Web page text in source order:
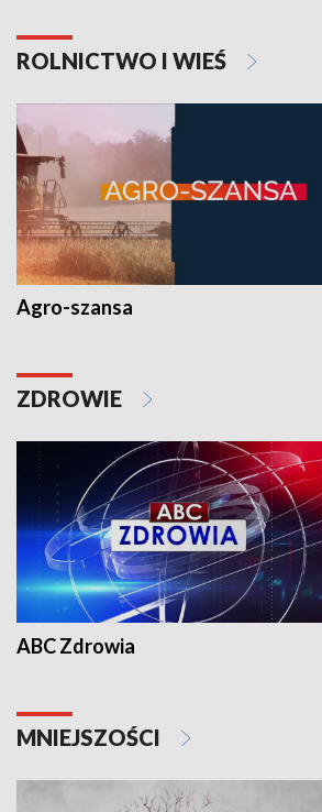
ROLNICTWO I WIEŚ
Agro-szansa
ZDROWIE
ABC Zdrowia
MNIEJSZOŚCI